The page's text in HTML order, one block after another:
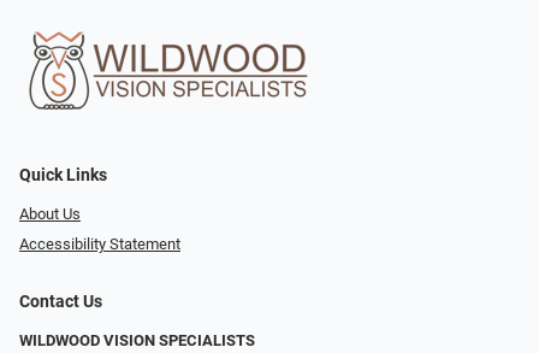
Quick Links
About Us
Accessibility Statement
Contact Us
WILDWOOD VISION SPECIALISTS